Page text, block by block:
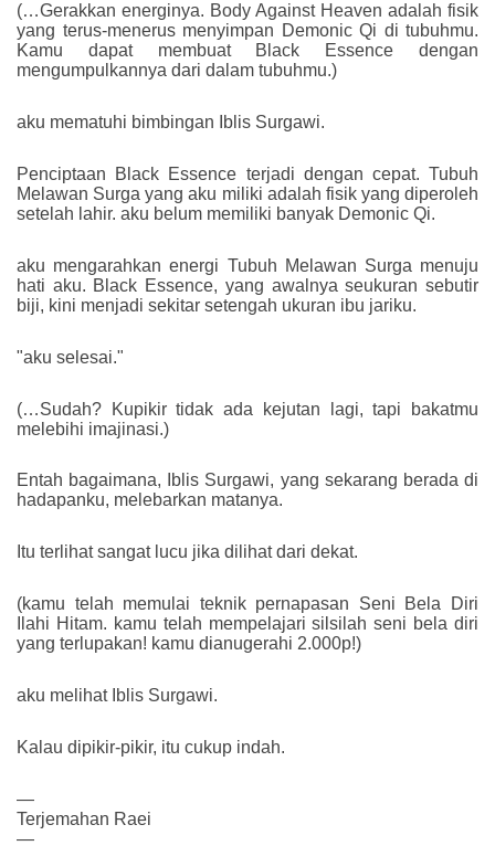
(…Gerakkan energinya. Body Against Heaven adalah fisik
yang terus-menerus menyimpan Demonic Qi di tubuhmu.
Kamu dapat membuat Black Essence dengan
mengumpulkannya dari dalam tubuhmu.)
aku mematuhi bimbingan Iblis Surgawi.
Penciptaan Black Essence terjadi dengan cepat. Tubuh
Melawan Surga yang aku miliki adalah fisik yang diperoleh
setelah lahir. aku belum memiliki banyak Demonic Qi.
aku mengarahkan energi Tubuh Melawan Surga menuju
hati aku. Black Essence, yang awalnya seukuran sebutir
biji, kini menjadi sekitar setengah ukuran ibu jariku.
"aku selesai."
(…Sudah? Kupikir tidak ada kejutan lagi, tapi bakatmu
melebihi imajinasi.)
Entah bagaimana, Iblis Surgawi, yang sekarang berada di
hadapanku, melebarkan matanya.
Itu terlihat sangat lucu jika dilihat dari dekat.
(kamu telah memulai teknik pernapasan Seni Bela Diri
Ilahi Hitam. kamu telah mempelajari silsilah seni bela diri
yang terlupakan! kamu dianugerahi 2.000p!)
aku melihat Iblis Surgawi.
Kalau dipikir-pikir, itu cukup indah.
—
Terjemahan Raei
—